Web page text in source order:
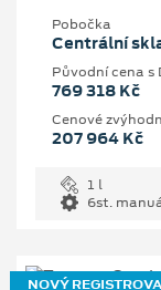
Pobočka
Centrální
Původní cena s
769 318 Kč
Cenové
207 964 Kč
1 l
6st.
NOVÝ